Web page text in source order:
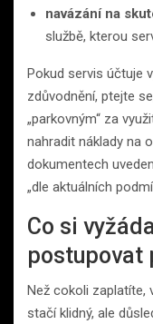
navázání na
službě, kterou
Pokud servis účtuje
zdůvodnění, ptejte
„parkovným“ za
nahradit náklady na
dokumentech
„dle aktuálních
Co si
postupovat
Než cokoli zaplatíte,
stačí klidný, ale